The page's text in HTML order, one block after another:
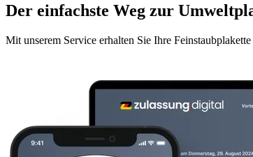
Der einfachste Weg zur
Mit unserem Service erhalten Sie Ihre